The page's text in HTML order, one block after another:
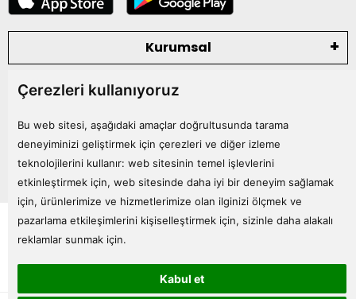
Çerezleri kullanıyoruz
Bu web sitesi, aşağıdaki amaçlar doğrultusunda tarama
deneyiminizi geliştirmek için çerezleri ve diğer izleme
teknolojilerini kullanır: web sitesinin temel işlevlerini
etkinleştirmek için, web sitesinde daha iyi bir deneyim sağlamak
için, ürünlerimize ve hizmetlerimize olan ilginizi ölçmek ve
pazarlama etkileşimlerini kişiselleştirmek için, sizinle daha alakalı
reklamlar sunmak için.
Kabul et
Kurumsal
Kategoriler
Bize Ulaşın
Tüm bilgileriniz 256bit SSL Sertifikası ile korunmaktadır.
© 2024